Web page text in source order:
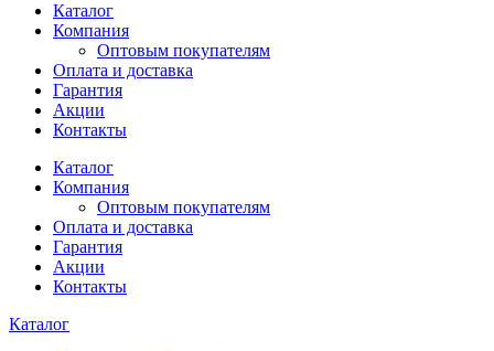
Каталог
Компания
Оптовым покупателям
Оплата и доставка
Гарантия
Акции
Контакты
Каталог
Компания
Оптовым покупателям
Оплата и доставка
Гарантия
Акции
Контакты
Каталог